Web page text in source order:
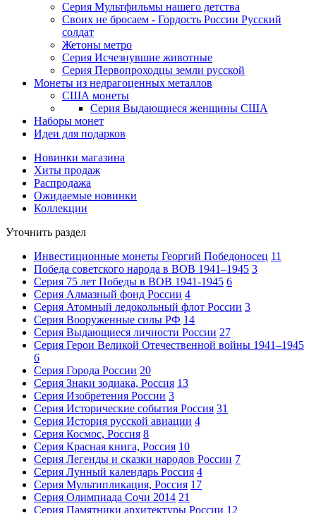
Серия Мультфильмы нашего детства
Своих не бросаем - Гордость России Русский
солдат
Жетоны метро
Серия Исчезнувшие животные
Серия Первопроходцы земли русской
Монеты из недрагоценных металлов
США монеты
Серия Выдающиеся женщины США
Наборы монет
Идеи для подарков
Новинки магазина
Хиты продаж
Распродажа
Ожидаемые новинки
Коллекции
Уточнить раздел
Инвестиционные монеты Георгий Победоносец 11
Победа советского народа в ВОВ 1941–1945 3
Серия 75 лет Победы в ВОВ 1941-1945 6
Серия Алмазный фонд России 4
Серия Атомный ледокольный флот России 3
Серия Вооруженные силы РФ 14
Серия Выдающиеся личности России 27
Серия Герои Великой Отечественной войны 1941–1945
6
Серия Города России 20
Серия Знаки зодиака, Россия 13
Серия Изобретения России 3
Серия Исторические события Россия 31
Серия История русской авиации 4
Серия Космос, Россия 8
Серия Красная книга, Россия 10
Серия Легенды и сказки народов России 7
Серия Лунный календарь Россия 4
Серия Мультипликация, Россия 17
Серия Олимпиада Сочи 2014 21
Серия Памятники архитектуры России 12